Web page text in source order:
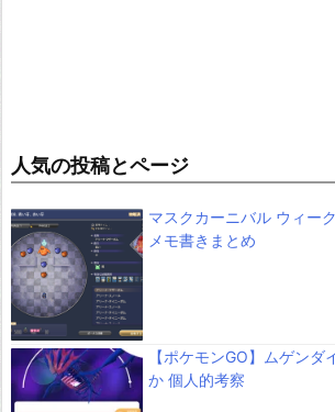
人気の投稿とページ
マスクカーニバル ウィー
メモ書きまとめ
【ポケモンGO】ムゲン
か 個人的考察